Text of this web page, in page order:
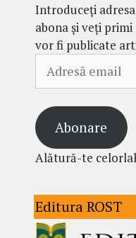
Introduceți
abona și veți
vor fi publicate
email
Abonare
Alătură-te
Editura ROST